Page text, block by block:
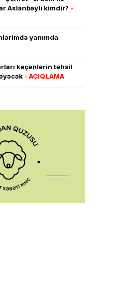
Aslanbəyli kimdir? -
yanımda
keçənlərin təhsil
- AÇIQLAMA